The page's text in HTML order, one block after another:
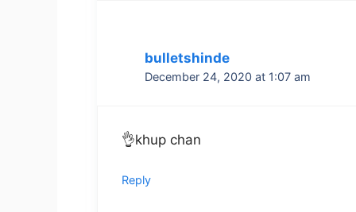
bulletshinde
December 24, 2020 at 1:07 am
👌khup chan
Reply